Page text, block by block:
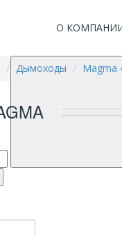
О
Дымоходы Magma